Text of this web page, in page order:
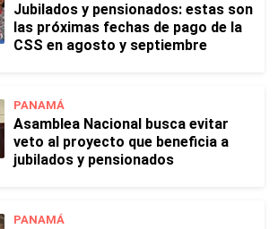
Jubilados y pensionados: estas son
las próximas fechas de pago de la
CSS en agosto y septiembre
PANAMÁ
Asamblea Nacional busca evitar
veto al proyecto que beneficia a
jubilados y pensionados
PANAMÁ